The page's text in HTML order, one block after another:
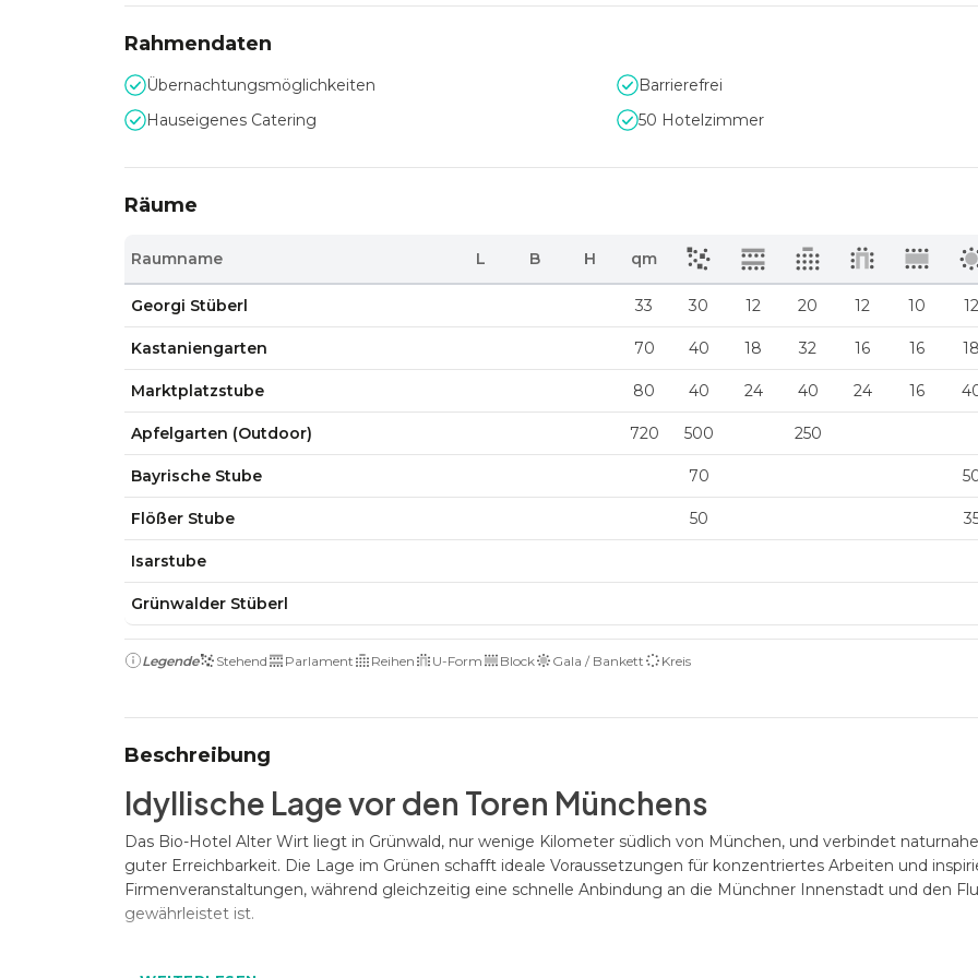
Rahmendaten
Übernachtungsmöglichkeiten
Barrierefrei
Hauseigenes Catering
50 Hotelzimmer
Räume
Raumname L B H qm
Georgi Stüberl 33 30 12 20 12 10 12
Kastaniengarten 70 40 18 32 16 16 18
Marktplatzstube 80 40 24 40 24 16
Apfelgarten (Outdoor) 720 500 250
Bayrische Stube 70
Flößer Stube 50
Isarstube
Grünwalder Stüberl
Legende Stehend Parlament Reihen U-Form Block Gala / Bankett Kreis
Beschreibung
Idyllische Lage vor den Toren Münchens
Das Bio-Hotel Alter Wirt liegt in Grünwald, nur wenige Kilometer südlich von München, und verbindet
guter Erreichbarkeit. Die Lage im Grünen schafft ideale Voraussetzungen für konzentriertes Arbeiten und
Firmenveranstaltungen, während gleichzeitig eine schnelle Anbindung an die Münchner Innenstadt und den
gewährleistet ist.